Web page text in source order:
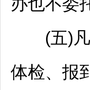
(五)凡
体检、报